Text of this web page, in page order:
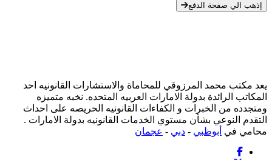
إذهب الي صفحة الدفع
يعد مكتب محمد المرزوقي للمحاماة والاستشارات القانونيه احد
المكاتب الرائدة بدولة الامارات العربيه المتحده. نخبه متميزه
ومتجدده من الخبرات و الكفاءات القانونيه الحريصه على احداث
التقدم النوعي بشأن مستوي الخدمات القانونيه بدولة الامارات .
محامي في أبوظبي - دبي - عجمان